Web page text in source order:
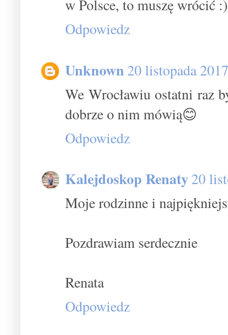
w Polsce, to muszę wrócić :)
Odpowiedz
Unknown 20 listopada
We Wrocławiu ostatni raz
dobrze o nim mówią😊
Odpowiedz
Kalejdoskop Renaty20
Moje rodzinne i
Pozdrawiam serdecznie
Renata
Odpowiedz